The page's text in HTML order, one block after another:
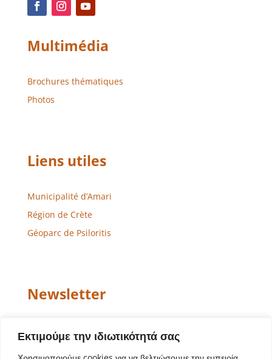
Εκτιμούμε την ιδιωτικότητά σας
Multimédia
Brochures thématiques
Photos
Liens utiles
Municipalité d’Amari
Région de Crète
Géoparc de Psiloritis
Newsletter